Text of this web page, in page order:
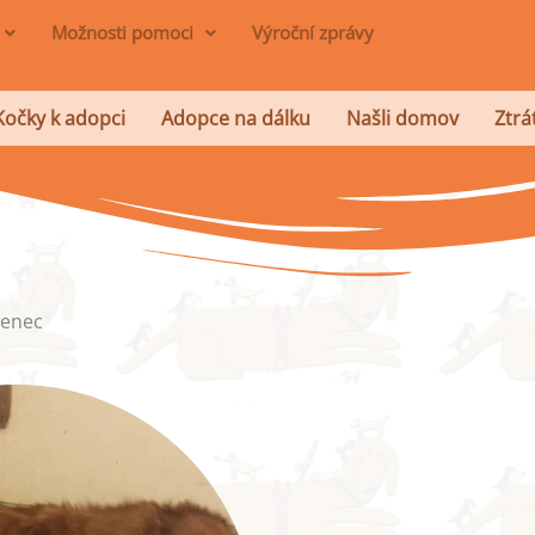
Možnosti pomoci Výroční zprávy
k adopci Adopce na dálku Našli domov